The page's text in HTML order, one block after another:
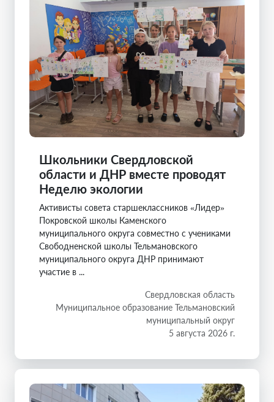
Школьники Свердловской
области и ДНР вместе проводят
Неделю экологии
Активисты совета старшеклассников «Лидер»
Покровской школы Каменского
муниципального округа совместно с учениками
Свободненской школы Тельмановского
муниципального округа ДНР принимают
участие в ...
Свердловская область
Муниципальное образование Тельмановский
муниципальный округ
5 августа 2026 г.